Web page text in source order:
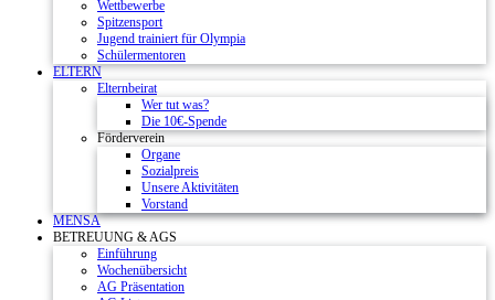
Wettbewerbe
Spitzensport
Jugend trainiert für Olympia
Schülermentoren
ELTERN
Elternbeirat
Wer tut was?
Die 10€-Spende
Förderverein
Organe
Sozialpreis
Unsere Aktivitäten
Vorstand
MENSA
BETREUUNG & AGS
Einführung
Wochenübersicht
AG Präsentation